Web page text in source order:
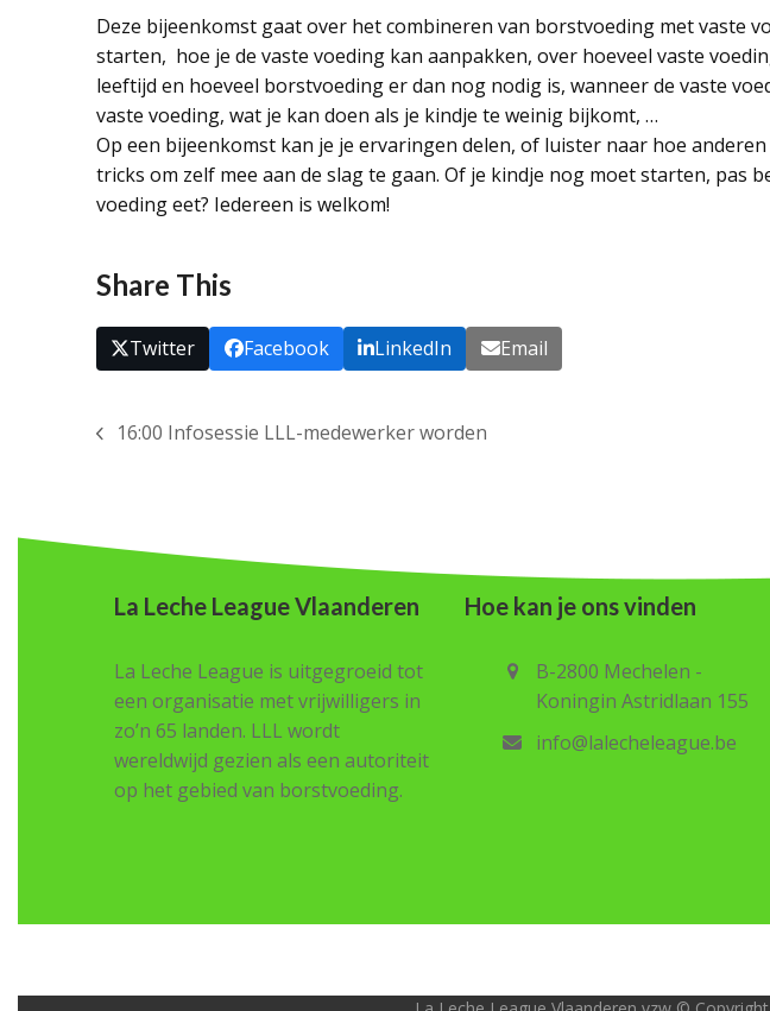
Deze bijeenkomst gaat over het combineren van borstvoeding met vaste
starten, hoe je de vaste voeding kan aanpakken, over hoeveel vaste
leeftijd en hoeveel borstvoeding er dan nog nodig is, wanneer de vaste
vaste voeding, wat je kan doen als je kindje te weinig bijkomt, …
Op een bijeenkomst kan je je ervaringen delen, of luister naar hoe
tricks om zelf mee aan de slag te gaan. Of je kindje nog moet starten, pas
voeding eet? Iedereen is welkom!
Share This
Twitter Facebook LinkedIn Email
previous
16:00 Infosessie LLL-medewerker worden
La Leche League Vlaanderen
La Leche League is uitgegroeid tot
een organisatie met vrijwilligers in
zo’n 65 landen. LLL wordt
wereldwijd gezien als een autoriteit
op het gebied van borstvoeding.
Hoe kan je ons vinden
B-2800 Mechelen -
Koningin Astridlaan 155
info@lalecheleague.be